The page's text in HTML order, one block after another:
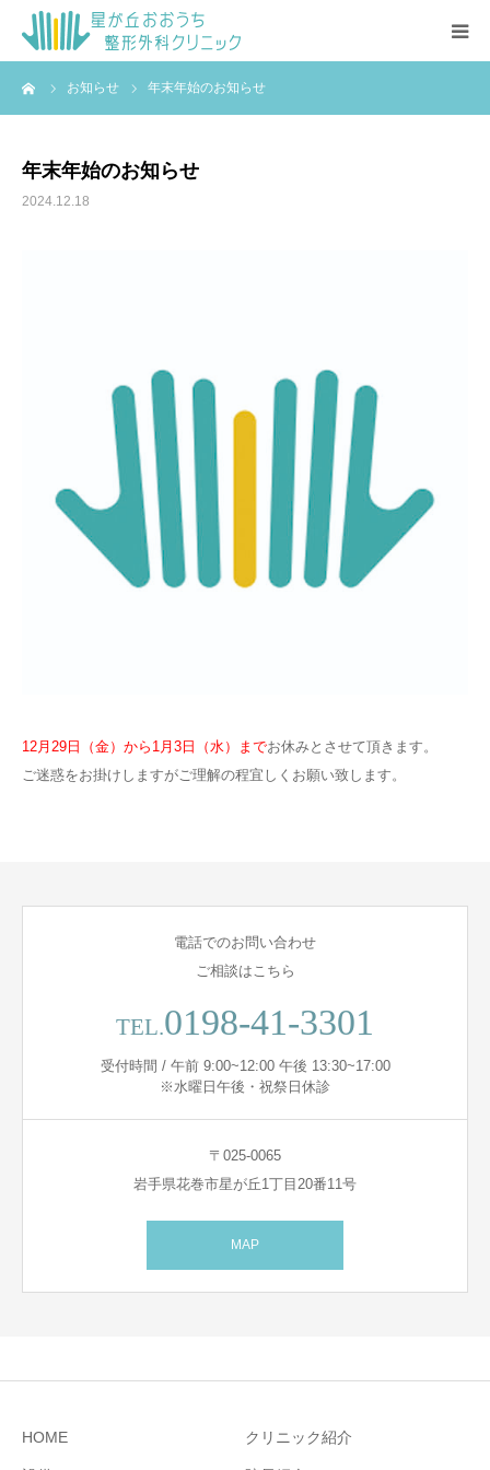
お知らせ 年末年始のお知らせ
年末年始のお知らせ
2024.12.18
12月29日（金）から1月3日（水）までお休みとさせて頂きます。
ご迷惑をお掛けしますがご理解の程宜しくお願い致します。
電話でのお問い合わせ
ご相談はこちら
TEL.0198-41-3301
受付時間 / 午前 9:00~12:00 午後 13:30~17:00
※水曜日午後・祝祭日休診
〒025-0065
岩手県花巻市星が丘1丁目20番11号
MAP
HOME クリニック紹介
HOME
受付状況